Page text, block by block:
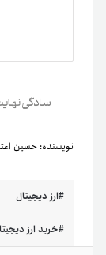
نویسنده: حسین
ارز دیجیتال
خرید ارز